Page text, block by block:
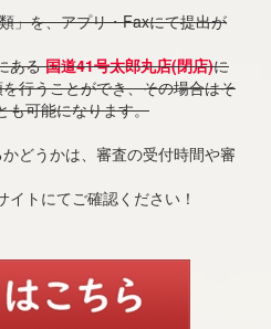
」を、アプリ・Faxにて提出が
ある国道41号太郎丸店(閉店)に
行うことができ、その場合はそ
も可能になります。
どうかは、審査の受付時間や審
トにてご確認ください！